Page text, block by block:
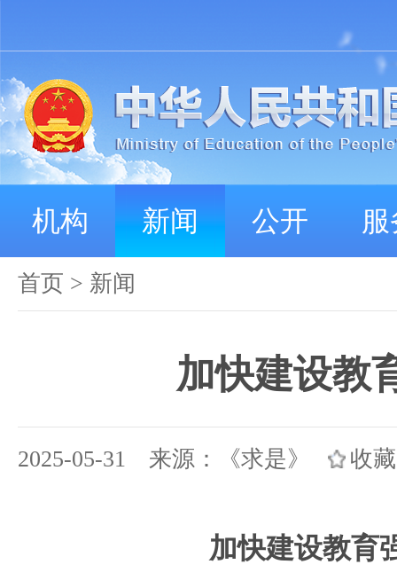
机构 新闻 公开
首页 > 新闻
加快建设教
2025-05-31 来源：《求是》 收藏
加快建设教育